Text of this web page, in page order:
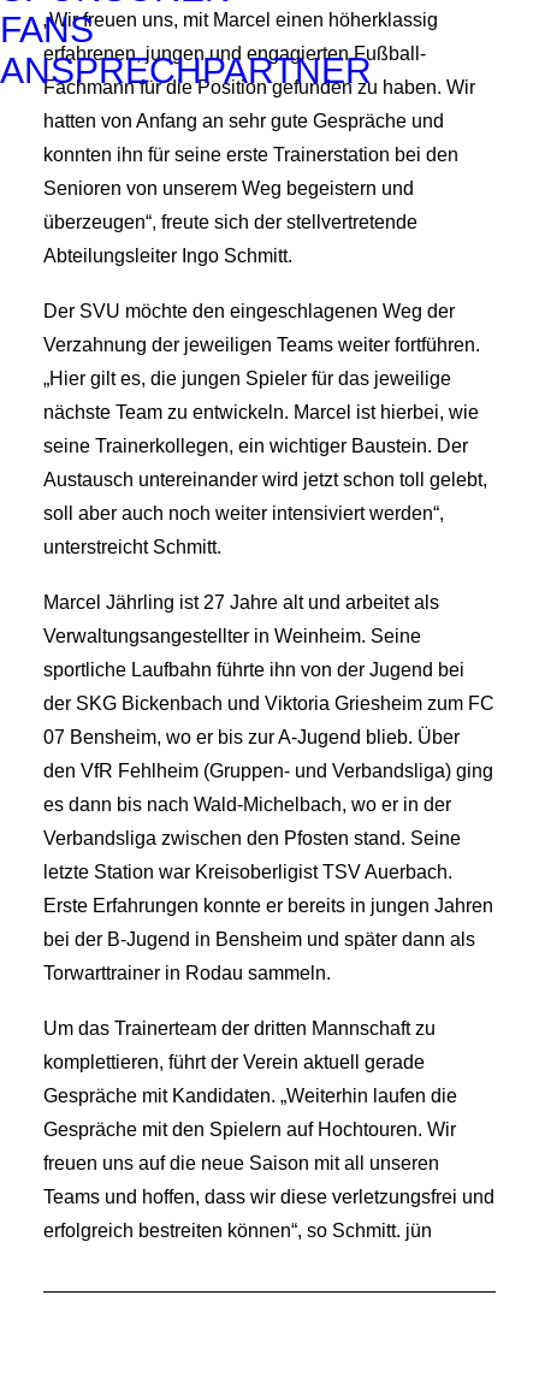
FANS
ANSPRECHPARTNER
„Wir freuen uns, mit Marcel einen höherklassig
erfahrenen, jungen und engagierten Fußball-
Fachmann für die Position gefunden zu haben. Wir
hatten von Anfang an sehr gute Gespräche und
konnten ihn für seine erste Trainerstation bei den
Senioren von unserem Weg begeistern und
überzeugen“, freute sich der stellvertretende
Abteilungsleiter Ingo Schmitt.
Der SVU möchte den eingeschlagenen Weg der
Verzahnung der jeweiligen Teams weiter fortführen.
„Hier gilt es, die jungen Spieler für das jeweilige
nächste Team zu entwickeln. Marcel ist hierbei, wie
seine Trainerkollegen, ein wichtiger Baustein. Der
Austausch untereinander wird jetzt schon toll gelebt,
soll aber auch noch weiter intensiviert werden“,
unterstreicht Schmitt.
Marcel Jährling ist 27 Jahre alt und arbeitet als
Verwaltungsangestellter in Weinheim. Seine
sportliche Laufbahn führte ihn von der Jugend bei
der SKG Bickenbach und Viktoria Griesheim zum FC
07 Bensheim, wo er bis zur A-Jugend blieb. Über
den VfR Fehlheim (Gruppen- und Verbandsliga) ging
es dann bis nach Wald-Michelbach, wo er in der
Verbandsliga zwischen den Pfosten stand. Seine
letzte Station war Kreisoberligist TSV Auerbach.
Erste Erfahrungen konnte er bereits in jungen Jahren
bei der B-Jugend in Bensheim und später dann als
Torwarttrainer in Rodau sammeln.
Um das Trainerteam der dritten Mannschaft zu
komplettieren, führt der Verein aktuell gerade
Gespräche mit Kandidaten. „Weiterhin laufen die
Gespräche mit den Spielern auf Hochtouren. Wir
freuen uns auf die neue Saison mit all unseren
Teams und hoffen, dass wir diese verletzungsfrei und
erfolgreich bestreiten können“, so Schmitt. jün